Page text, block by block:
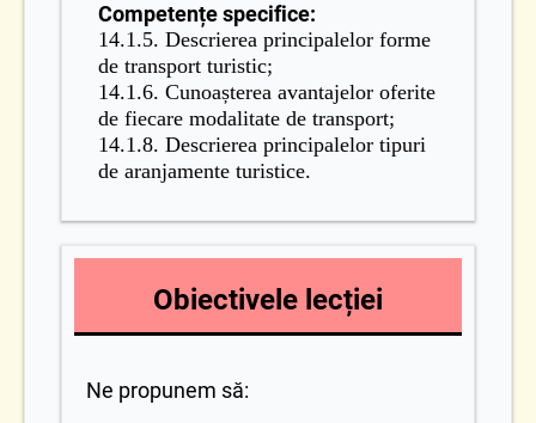
Competențe specifice:
14.1.5. Descrierea principalelor forme
de transport turistic;
14.1.6. Cunoașterea avantajelor oferite
de fiecare modalitate de transport;
14.1.8. Descrierea principalelor tipuri
de aranjamente turistice.
Obiectivele lecției
Ne propunem să: